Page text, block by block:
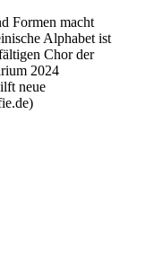
Formen macht
Alphabet ist
Chor der
2024
neue